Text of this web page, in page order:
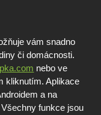
vám snadno
či domácnosti.
nebo ve
kliknutím. Aplikace
a na
funkce jsou